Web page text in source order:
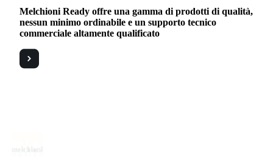
Melchioni Ready offre una gamma di prodotti di qualità,
nessun minimo ordinabile e un supporto tecnico
commerciale altamente qualificato